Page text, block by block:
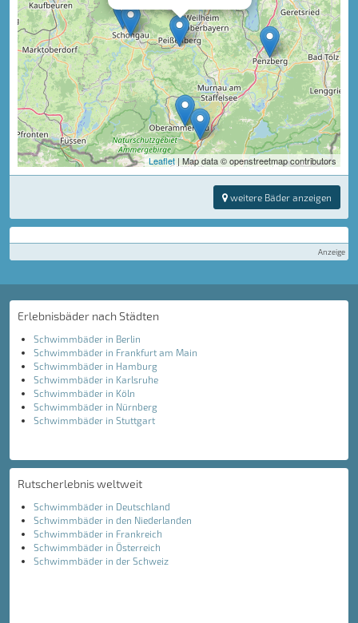
Leaflet | Map data © openstreetmap contributors
weitere Bäder anzeigen
Anzeige
Erlebnisbäder nach Städten
Schwimmbäder in Berlin
Schwimmbäder in Frankfurt am Main
Schwimmbäder in Hamburg
Schwimmbäder in Karlsruhe
Schwimmbäder in Köln
Schwimmbäder in Nürnberg
Schwimmbäder in Stuttgart
Rutscherlebnis weltweit
Schwimmbäder in Deutschland
Schwimmbäder in den Niederlanden
Schwimmbäder in Frankreich
Schwimmbäder in Österreich
Schwimmbäder in der Schweiz